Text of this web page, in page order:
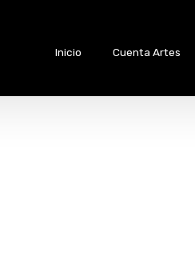
Inicio Cuenta Artes